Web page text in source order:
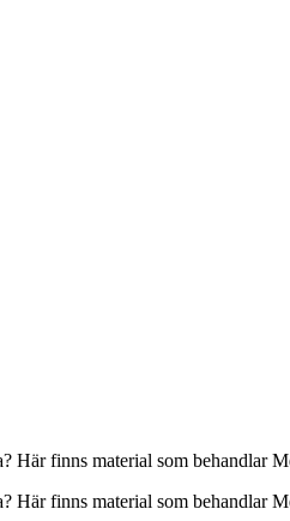
finns material som behandlar
finns material som behandlar